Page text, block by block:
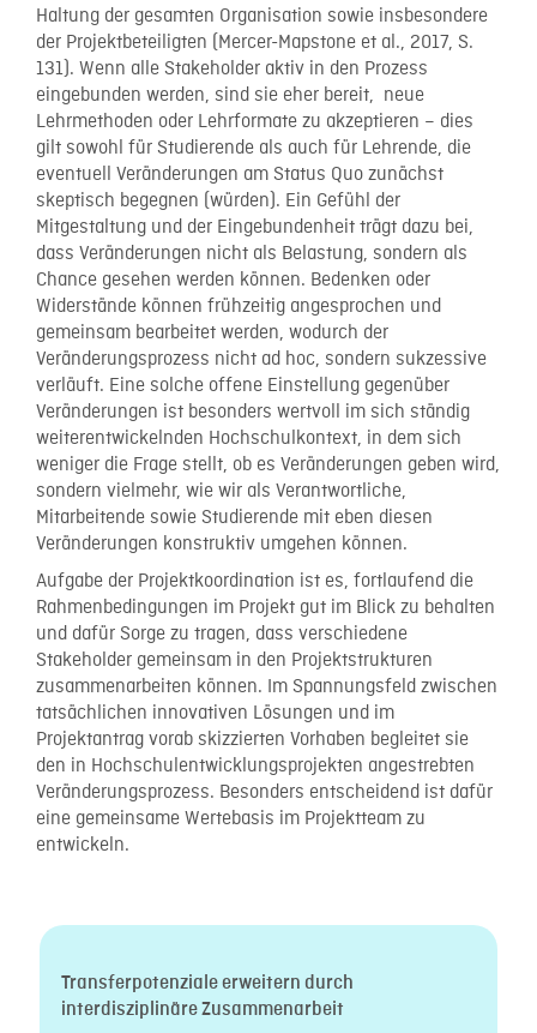
Haltung der gesamten Organisation sowie insbesondere
der Projektbeteiligten (Mercer-Mapstone et al., 2017, S.
131). Wenn alle Stakeholder aktiv in den Prozess
eingebunden werden, sind sie eher bereit, neue
Lehrmethoden oder Lehrformate zu akzeptieren – dies
gilt sowohl für Studierende als auch für Lehrende, die
eventuell Veränderungen am Status Quo zunächst
skeptisch begegnen (würden). Ein Gefühl der
Mitgestaltung und der Eingebundenheit trägt dazu bei,
dass Veränderungen nicht als Belastung, sondern als
Chance gesehen werden können. Bedenken oder
Widerstände können frühzeitig angesprochen und
gemeinsam bearbeitet werden, wodurch der
Veränderungsprozess nicht ad hoc, sondern sukzessive
verläuft. Eine solche offene Einstellung gegenüber
Veränderungen ist besonders wertvoll im sich ständig
weiterentwickelnden Hochschulkontext, in dem sich
weniger die Frage stellt, ob es Veränderungen geben wird,
sondern vielmehr, wie wir als Verantwortliche,
Mitarbeitende sowie Studierende mit eben diesen
Veränderungen konstruktiv umgehen können.
Aufgabe der Projektkoordination ist es, fortlaufend die
Rahmenbedingungen im Projekt gut im Blick zu behalten
und dafür Sorge zu tragen, dass verschiedene
Stakeholder gemeinsam in den Projektstrukturen
zusammenarbeiten können. Im Spannungsfeld zwischen
tatsächlichen innovativen Lösungen und im
Projektantrag vorab skizzierten Vorhaben begleitet sie
den in Hochschulentwicklungsprojekten angestrebten
Veränderungsprozess. Besonders entscheidend ist dafür
eine gemeinsame Wertebasis im Projektteam zu
entwickeln.
Transferpotenziale erweitern durch
interdisziplinäre Zusammenarbeit